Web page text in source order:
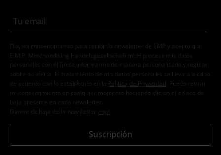
Doy mi consentimiento para recibir la newsletter de EMP y acepto que
E.M.P. Merchandising Handelsgesellschaft mbH procese mis datos
personales con el fin de informarme de manera personalizada y regular
sobre su oferta. El tratamiento de mis datos personales se llevará a cabo
de acuerdo con lo establecido en la Política de Privacidad . Puedo retirar
mi consentimiento en cualquier momento haciendo clic en el enlace de
baja presente en cada newsletter.
Darme de baja de la newsletter aquí
Suscripción